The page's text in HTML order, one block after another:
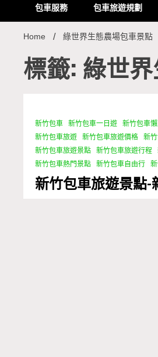
包車服務 包車旅遊規劃
Home 綠世界生態農場包車景點
標籤: 綠世
1 Minute
新竹包車 新竹包車一日遊 新竹包車
新竹包車旅遊
新竹包車旅遊價格
新
新竹包車旅遊景點
新竹包車旅遊行程
新竹包車熱門景點
新竹包車自由行
新竹包車旅遊景點-